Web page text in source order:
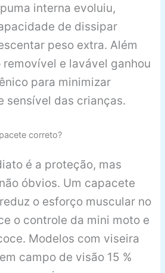
interna evoluiu,
de dissipar
peso extra. Além
e lavável ganhou
para minimizar
sensível das crianças.
correto?
é a proteção, mas
óbvios. Um capacete
o esforço muscular no
o controle da mini moto e
Modelos com viseira
campo de visão 15 %